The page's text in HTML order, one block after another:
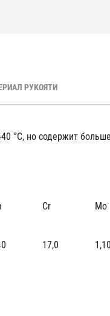
РУКОЯТИ
°С, но содержит
Cr Mo
17,0 1,10